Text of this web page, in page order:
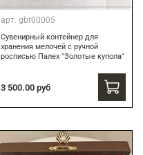
арт. gbt00005
Сувенирный контейнер для
хранения мелочей с ручной
росписью Палех "Золотые купола"
3 500.00 руб